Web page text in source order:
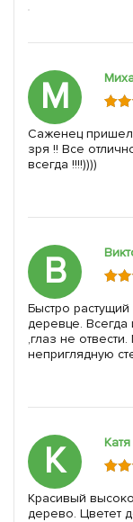
М
Саженец пришел
зря !! Все
всегда !!!!))))
В
Быстро
деревце. Всегда
,глаз не
неприглядную
К Катя
Красивый
дерево. Цветет